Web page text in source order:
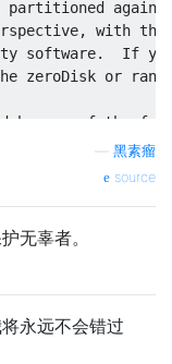
partitioned
with
software.  If
zeroDisk or
be one of the
- Single-pass
- US DoD 7-pass
黑素瘤
source
无辜者。
永远不会错过